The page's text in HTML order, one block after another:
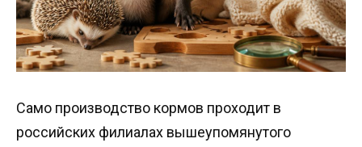
Само производство кормов проходит в
российских филиалах вышеупомянутого